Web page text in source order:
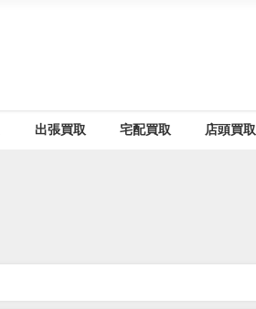
出張買取 宅配買取 店頭買取